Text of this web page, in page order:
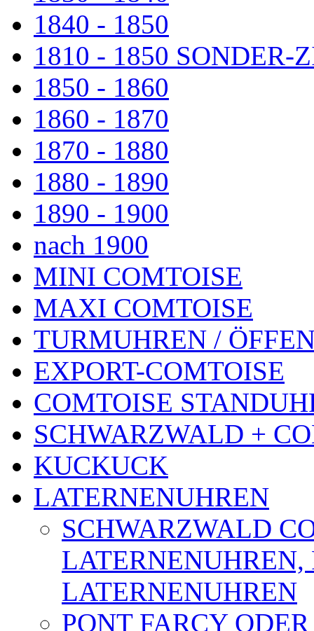
1840 - 1850
1810 - 1850 SONDER-
1850 - 1860
1860 - 1870
1870 - 1880
1880 - 1890
1890 - 1900
nach 1900
MINI COMTOISE
MAXI COMTOISE
TURMUHREN /
EXPORT-COMTOISE
COMTOISE
SCHWARZWALD +
KUCKUCK
LATERNENUHREN
SCHWARZWALD
LATERNENUHREN,
LATERNENUHREN
PONT FARCY